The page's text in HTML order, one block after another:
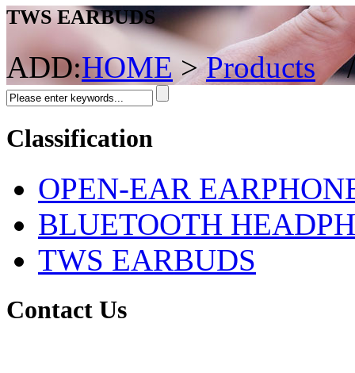
TWS EARBUDS
ADD:HOME >Products
Classification
OPEN-EAR
BLUETOOTH
TWS EARBUDS
Contact Us